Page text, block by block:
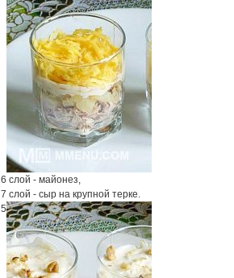
6 слой - майонез,
7 слой - сыр на крупной терке.
5